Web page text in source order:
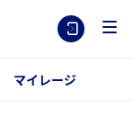
マイレージ